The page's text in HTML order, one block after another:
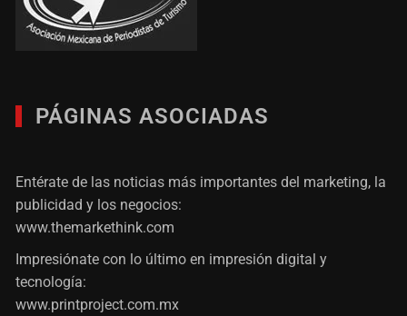
PÁGINAS ASOCIADAS
Entérate de las noticias más importantes del marketing, la
publicidad y los negocios:
www.themarkethink.com
Impresiónate con lo último en impresión digital y
tecnología:
www.printproject.com.mx